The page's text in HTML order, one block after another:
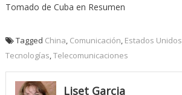
Tomado de Cuba en Resumen
Tagged China Comunicación Estados Unidos
Tecnologías Telecomunicaciones
Liset Garcia